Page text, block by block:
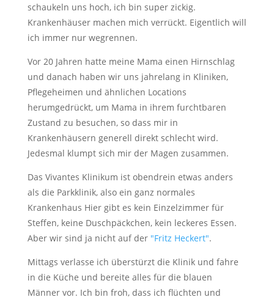
schaukeln uns hoch, ich bin super zickig.
Krankenhäuser machen mich verrückt. Eigentlich will
ich immer nur wegrennen.
Vor 20 Jahren hatte meine Mama einen Hirnschlag
und danach haben wir uns jahrelang in Kliniken,
Pflegeheimen und ähnlichen Locations
herumgedrückt, um Mama in ihrem furchtbaren
Zustand zu besuchen, so dass mir in
Krankenhäusern generell direkt schlecht wird.
Jedesmal klumpt sich mir der Magen zusammen.
Das Vivantes Klinikum ist obendrein etwas anders
als die Parkklinik, also ein ganz normales
Krankenhaus Hier gibt es kein Einzelzimmer für
Steffen, keine Duschpäckchen, kein leckeres Essen.
Aber wir sind ja nicht auf der "Fritz Heckert".
Mittags verlasse ich überstürzt die Klinik und fahre
in die Küche und bereite alles für die blauen
Männer vor. Ich bin froh, dass ich flüchten und